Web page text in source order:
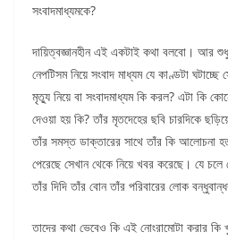
সংবাদমাধ্যমকে?
দায়িত্বজ্ঞানহীন এই একটাই কথা বলবো। আর
নেপটিসম নিয়ে সংবাদ মাধ্যম যে কাণ্ডটা
মৃত্যু নিয়ে বা সংবাদমাধ্যম কি করল? এটা কি
দেওয়া হয় কি? তাঁর মৃতদেহের ছবি চারদিকে
তাঁর সমস্ত ডাক্তারের সাথে তাঁর কি আলোচনা
পেরেছে সেখান থেকে নিয়ে খবর করেছে। যে
তাঁর দিদি তাঁর বোন তাঁর পরিবারের লোক
তাদের কথা ভেবেও কি এই নোংরামোটা করার